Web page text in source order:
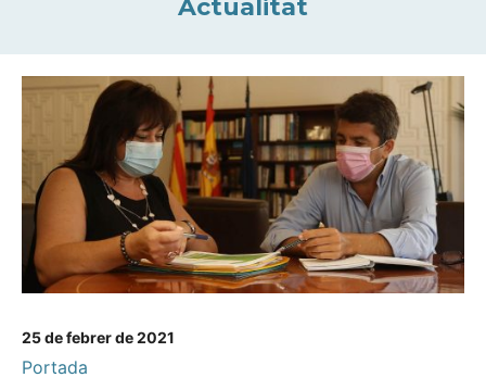
Actualitat
25 de febrer de 2021
Portada